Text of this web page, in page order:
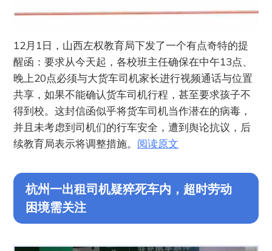
12月1日，山西左权教育局下发了一个有点奇特的提
醒函：要求从今天起，各校班主任确保在中午13点、
晚上20点必须与大货车司机家长进行视频通话与位置
共享，如果不能确认货车司机行程，甚至要求孩子不
得到校。这封信函似乎将货车司机当作潜在的病毒，
并且未考虑到司机们的行车安全，遭到舆论抗议，后
续教育局表示将调整措施。 阅读原文
杭州一出租司机疑猝死车内，超时劳动
困境需关注